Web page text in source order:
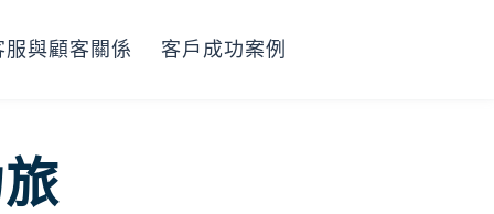
服與顧客關係 客戶成功案例